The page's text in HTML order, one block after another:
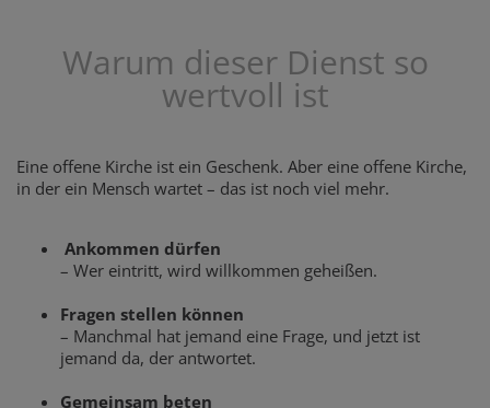
Warum dieser Dienst so
wertvoll ist
Eine offene Kirche ist ein Geschenk. Aber eine offene Kirche,
in der ein Mensch wartet – das ist noch viel mehr.
Ankommen dürfen
– Wer eintritt, wird willkommen geheißen.
Fragen stellen können
– Manchmal hat jemand eine Frage, und jetzt ist
jemand da, der antwortet.
Gemeinsam beten